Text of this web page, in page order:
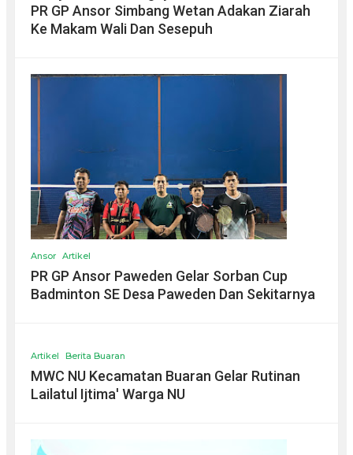
PR GP Ansor Simbang Wetan Adakan Ziarah
Ke Makam Wali Dan Sesepuh
Ansor Artikel
PR GP Ansor Paweden Gelar Sorban Cup
Badminton SE Desa Paweden Dan Sekitarnya
Artikel Berita Buaran
MWC NU Kecamatan Buaran Gelar Rutinan
Lailatul Ijtima' Warga NU